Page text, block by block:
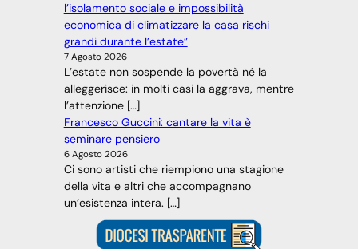
l’isolamento sociale e impossibilità
economica di climatizzare la casa rischi
grandi durante l’estate”
7 Agosto 2026
L’estate non sospende la povertà né la
alleggerisce: in molti casi la aggrava, mentre
l’attenzione […]
Francesco Guccini: cantare la vita è
seminare pensiero
6 Agosto 2026
Ci sono artisti che riempiono una stagione
della vita e altri che accompagnano
un’esistenza intera. […]